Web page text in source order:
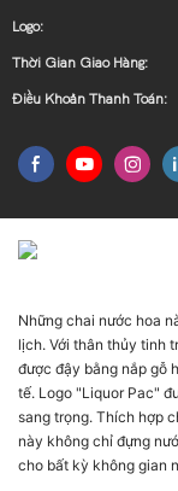
Logo:
Thời Gian Giao Hàng:
Điều Khoản Thanh Toán:
Những chai nước hoa
lịch. Với thân thủy tinh
được đậy bằng nắp gỗ
tế. Logo "Liquor Pac"
sang trọng. Thích hợp
này không chỉ đựng
cho bất kỳ không gian